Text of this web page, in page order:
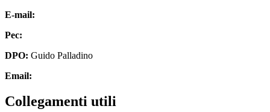
E-mail:
Pec:
DPO: Guido Palladino
Email:
Collegamenti utili